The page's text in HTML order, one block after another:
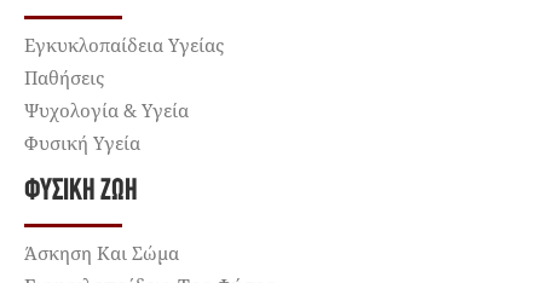
Εγκυκλοπαίδεια Υγείας
Παθήσεις
Ψυχολογία & Υγεία
Φυσική Υγεία
ΦΥΣΙΚΉ ΖΩΉ
Άσκηση Και Σώμα